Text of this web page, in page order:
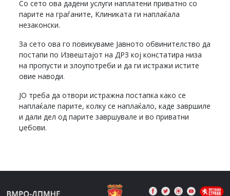
Со сето ова дадени услуги наплатени приватно со
парите на граѓаните, Клиниката ги наплаќала
незаконски.
За сето ова го повикуваме Јавното обвинителство да
постапи по Извештајот на ДРЗ кој констатира низа
на пропусти и злоупотреби и да ги истражи истите
овие наводи.
ЈО треба да отвори истражна постапка како се
наплаќале парите, колку се наплаќало, каде завршиле
и дали дел од парите завршувале и во приватни
џебови.